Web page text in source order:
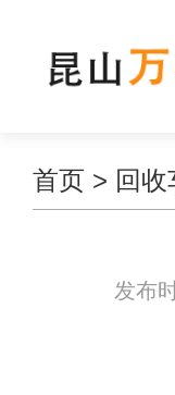
首页 > 回收
发布